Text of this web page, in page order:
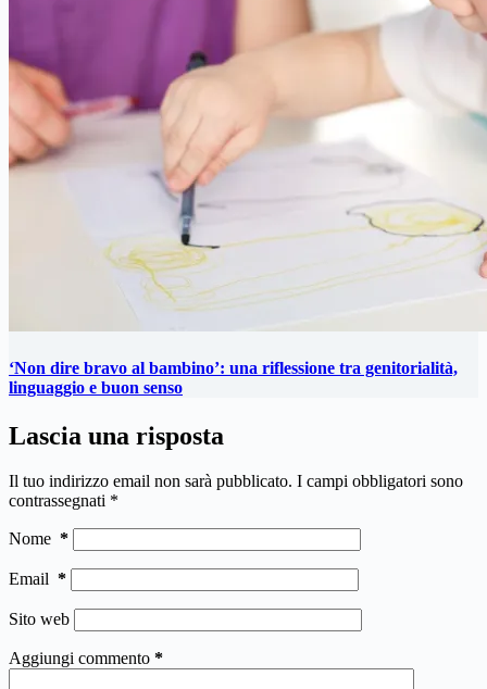
‘Non dire bravo al bambino’: una riflessione tra genitorialità,
linguaggio e buon senso
Lascia una risposta
Il tuo indirizzo email non sarà pubblicato. I campi obbligatori sono
contrassegnati *
Nome *
Email *
Sito web
Aggiungi commento *